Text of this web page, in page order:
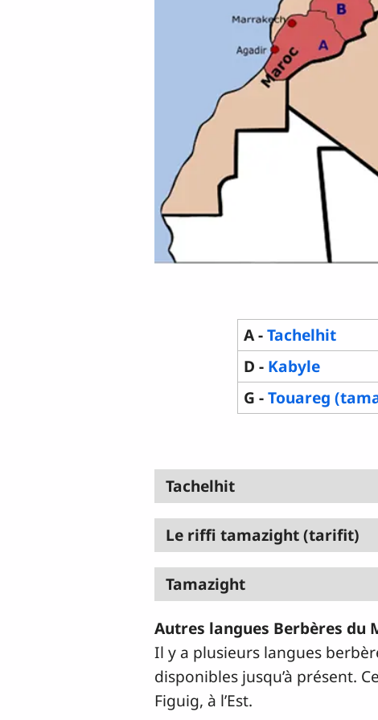
A -Tachelhit
D - Kabyle
G -Touareg
Tachelhit
Le riffi tamazight (tarifit)
Tamazight
Autres langues Berbères du
Il y a plusieurs langues
disponibles jusqu’à présent.
Figuig, à l’Est.